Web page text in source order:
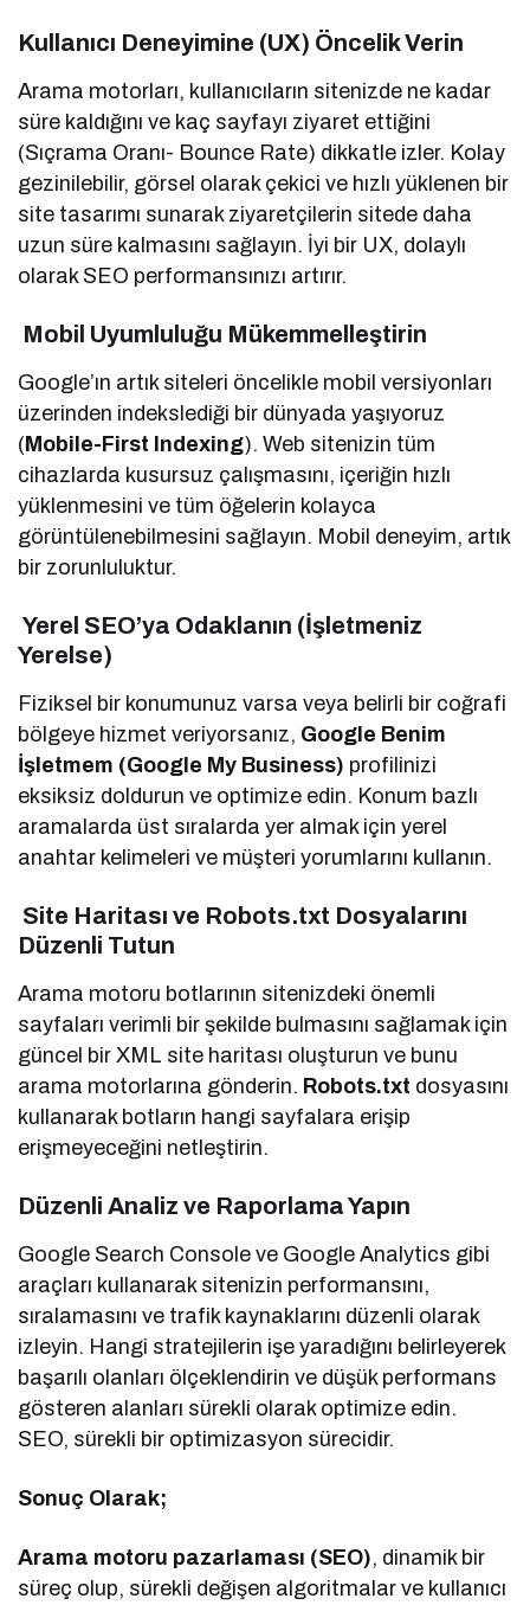
Kullanıcı Deneyimine (UX) Öncelik Verin
Arama motorları, kullanıcıların sitenizde ne kadar
süre kaldığını ve kaç sayfayı ziyaret ettiğini
(Sıçrama Oranı- Bounce Rate) dikkatle izler. Kolay
gezinilebilir, görsel olarak çekici ve hızlı yüklenen bir
site tasarımı sunarak ziyaretçilerin sitede daha
uzun süre kalmasını sağlayın. İyi bir UX, dolaylı
olarak SEO performansınızı artırır.
Mobil Uyumluluğu Mükemmelleştirin
Google’ın artık siteleri öncelikle mobil versiyonları
üzerinden indekslediği bir dünyada yaşıyoruz
(Mobile-First Indexing). Web sitenizin tüm
cihazlarda kusursuz çalışmasını, içeriğin hızlı
yüklenmesini ve tüm öğelerin kolayca
görüntülenebilmesini sağlayın. Mobil deneyim, artık
bir zorunluluktur.
Yerel SEO’ya Odaklanın (İşletmeniz
Yerelse)
Fiziksel bir konumunuz varsa veya belirli bir coğrafi
bölgeye hizmet veriyorsanız, Google Benim
İşletmem (Google My Business) profilinizi
eksiksiz doldurun ve optimize edin. Konum bazlı
aramalarda üst sıralarda yer almak için yerel
anahtar kelimeleri ve müşteri yorumlarını kullanın.
Site Haritası ve Robots.txt Dosyalarını
Düzenli Tutun
Arama motoru botlarının sitenizdeki önemli
sayfaları verimli bir şekilde bulmasını sağlamak için
güncel bir XML site haritası oluşturun ve bunu
arama motorlarına gönderin. Robots.txt dosyasını
kullanarak botların hangi sayfalara erişip
erişmeyeceğini netleştirin.
Düzenli Analiz ve Raporlama Yapın
Google Search Console ve Google Analytics gibi
araçları kullanarak sitenizin performansını,
sıralamasını ve trafik kaynaklarını düzenli olarak
izleyin. Hangi stratejilerin işe yaradığını belirleyerek
başarılı olanları ölçeklendirin ve düşük performans
gösteren alanları sürekli olarak optimize edin.
SEO, sürekli bir optimizasyon sürecidir.
Sonuç Olarak;
Arama motoru pazarlaması (SEO), dinamik bir
süreç olup, sürekli değişen algoritmalar ve kullanıcı